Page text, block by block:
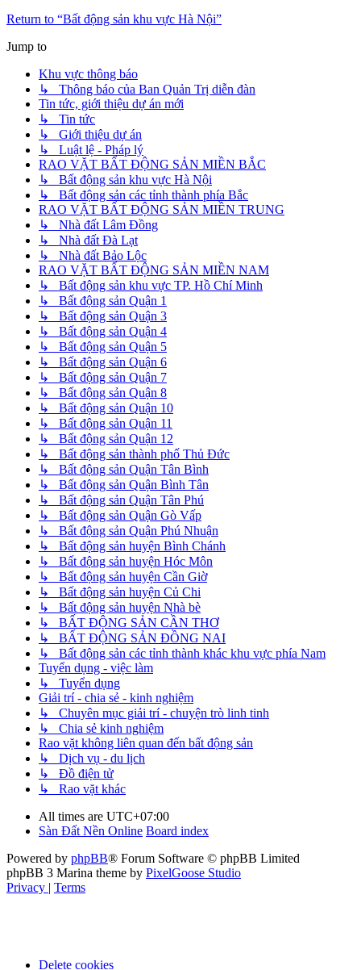
Return to “Bất động sản khu vực Hà Nội”
Jump to
Khu vực thông báo
↳ Thông báo của Ban Quản Trị diễn đàn
Tin tức, giới thiệu dự án mới
↳ Tin tức
↳ Giới thiệu dự án
↳ Luật lệ - Pháp lý
RAO VẶT BẤT ĐỘNG SẢN MIỀN BẮC
↳ Bất động sản khu vực Hà Nội
↳ Bất động sản các tỉnh thành phía Bắc
RAO VẶT BẤT ĐỘNG SẢN MIỀN TRUNG
↳ Nhà đất Lâm Đồng
↳ Nhà đất Đà Lạt
↳ Nhà đất Bảo Lộc
RAO VẶT BẤT ĐỘNG SẢN MIỀN NAM
↳ Bất động sản khu vực TP. Hồ Chí Minh
↳ Bất động sản Quận 1
↳ Bất động sản Quận 3
↳ Bất động sản Quận 4
↳ Bất động sản Quận 5
↳ Bất động sản Quận 6
↳ Bất động sản Quận 7
↳ Bất động sản Quận 8
↳ Bất động sản Quận 10
↳ Bất động sản Quận 11
↳ Bất động sản Quận 12
↳ Bất động sản thành phố Thủ Đức
↳ Bất động sản Quận Tân Bình
↳ Bất động sản Quận Bình Tân
↳ Bất động sản Quận Tân Phú
↳ Bất động sản Quận Gò Vấp
↳ Bất động sản Quận Phú Nhuận
↳ Bất động sản huyện Bình Chánh
↳ Bất động sản huyện Hóc Môn
↳ Bất động sản huyện Cần Giờ
↳ Bất động sản huyện Củ Chi
↳ Bất động sản huyện Nhà bè
↳ BẤT ĐỘNG SẢN CẦN THƠ
↳ BẤT ĐỘNG SẢN ĐỒNG NAI
↳ Bất động sản các tỉnh thành khác khu vực phía Nam
Tuyển dụng - việc làm
↳ Tuyển dụng
Giải trí - chia sẻ - kinh nghiệm
↳ Chuyên mục giải trí - chuyện trò linh tinh
↳ Chia sẻ kinh nghiệm
Rao vặt không liên quan đến bất động sản
↳ Dịch vụ - du lịch
↳ Đồ điện tử
↳ Rao vặt khác
All times are UTC+07:00
Sàn Đất Nền Online Board index
Powered by phpBB® Forum Software © phpBB Limited
phpBB 3 Marina theme by PixelGoose Studio
Privacy | Terms
Delete cookies